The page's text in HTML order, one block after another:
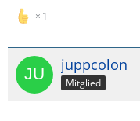
1
juppcolon
Mitglied